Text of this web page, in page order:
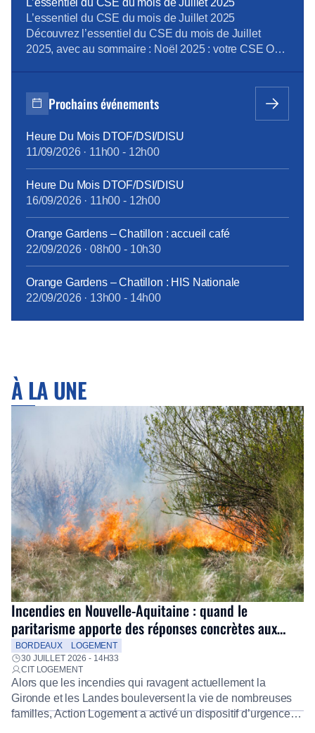
Ce nouveau dispositif fait évoluer la couverture, les
niveaux de remboursement, le reste à charge et les
démarches […]
L’essentiel du CSE du mois de Juillet 2025
L’essentiel du CSE du mois de Juillet 2025
Découvrez l’essentiel du CSE du mois de Juillet
2025, avec au sommaire : Noël 2025 : votre CSE OFS
fonctionnement 2025 du CSEC Objectifs collectifs
PVM 2024 & 2025 d’OFS : […]
Prochains événements
Heure Du Mois DTOF/DSI/DISU
11/09/2026· 11h00 - 12h00
Heure Du Mois DTOF/DSI/DISU
16/09/2026· 11h00 - 12h00
Orange Gardens – Chatillon : accueil café
22/09/2026· 08h00 - 10h30
Orange Gardens – Chatillon : HIS Nationale
22/09/2026· 13h00 - 14h00
À LA UNE
Incendies en Nouvelle-Aquitaine : quand le
paritarisme apporte des réponses concrètes aux
salariés
BORDEAUX
LOGEMENT
30 JUILLET 2026 - 14H33
CIT LOGEMENT
Alors que les incendies qui ravagent actuellement la
Gironde et les Landes bouleversent la vie de nombreuses
familles, Action Logement a activé un dispositif d’urgence